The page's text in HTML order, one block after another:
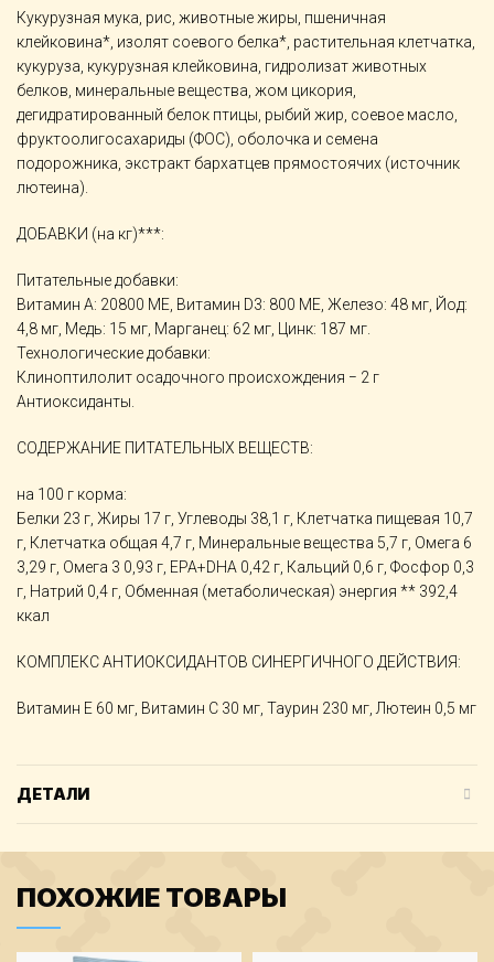
Кукурузная мука, рис, животные жиры, пшеничная
клейковина*, изолят соевого белка*, растительная клетчатка,
кукуруза, кукурузная клейковина, гидролизат животных
белков, минеральные вещества, жом цикория,
дегидратированный белок птицы, рыбий жир, соевое масло,
фруктоолигосахариды (ФОС), оболочка и семена
подорожника, экстракт бархатцев прямостоячих (источник
лютеина).
ДОБАВКИ (на кг)***:
Питательные добавки:
Витамин А: 20800 МЕ, Витамин D3: 800 МЕ, Железо: 48 мг, Йод:
4,8 мг, Медь: 15 мг, Марганец: 62 мг, Цинк: 187 мг.
Технологические добавки:
Клиноптилолит осадочного происхождения − 2 г
Антиоксиданты.
СОДЕРЖАНИЕ ПИТАТЕЛЬНЫХ ВЕЩЕСТВ:
на 100 г корма:
Белки 23 г, Жиры 17 г, Углеводы 38,1 г, Клетчатка пищевая 10,7
г, Клетчатка общая 4,7 г, Минеральные вещества 5,7 г, Омега 6
3,29 г, Омега 3 0,93 г, EPA+DHA 0,42 г, Кальций 0,6 г, Фосфор 0,3
г, Натрий 0,4 г, Обменная (метаболическая) энергия ** 392,4
ккал
КОМПЛЕКС АНТИОКСИДАНТОВ СИНЕРГИЧНОГО ДЕЙСТВИЯ:
Витамин E 60 мг, Витамин C 30 мг, Таурин 230 мг, Лютеин 0,5 мг
ДЕТАЛИ
ПОХОЖИЕ ТОВАРЫ